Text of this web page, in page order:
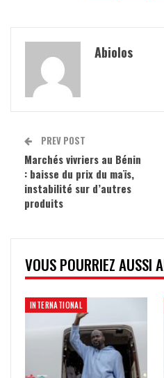
Abiolos
PREV POST
Marchés vivriers au Bénin
: baisse du prix du maïs,
instabilité sur d’autres
produits
VOUS POURRIEZ AUSSI
INTERNATIONAL